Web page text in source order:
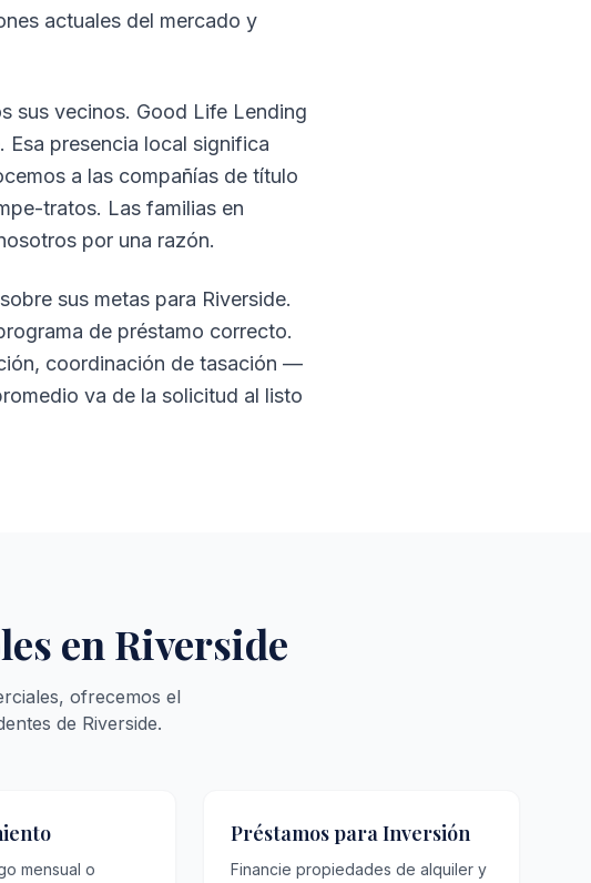
actuales del mercado y
sus vecinos. Good Life Lending
Esa presencia local significa
a las compañías de título
tratos. Las familias en
por una razón.
sus metas para Riverside.
de préstamo correcto.
coordinación de tasación —
va de la solicitud al listo
en Riverside
ofrecemos el
de Riverside.
mensual o
Préstamos para Inversión
Financie propiedades de alquiler y